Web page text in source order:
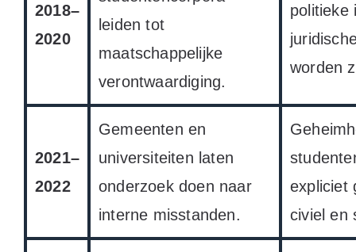
2018–
2020
leiden tot
maatschappelijke
verontwaardiging.
politieke
worden
2021–
2022
Gemeenten en
universiteiten laten
onderzoek doen naar
interne misstanden.
expliciet
civiel en